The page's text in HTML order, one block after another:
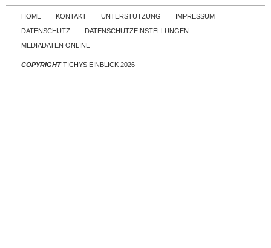
Skip to content
HOME KONTAKT UNTERSTÜTZUNG
IMPRESSUM
DATENSCHUTZ
DATENSCHUTZEINSTELLUNGEN
MEDIADATEN ONLINE
COPYRIGHTTICHYS EINBLICK 2026